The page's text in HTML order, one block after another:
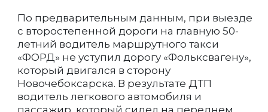
По предварительным данным, при выезде
с второстепенной дороги на главную 50-
летний водитель маршрутного такси
«ФОРД» не уступил дорогу «Фольксвагену»,
который двигался в сторону
Новочебоксарска. В результате ДТП
водитель легкового автомобиля и